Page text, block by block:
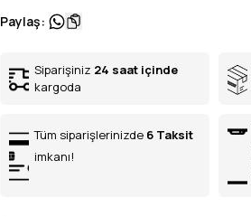
Paylaş:
Siparişiniz 24 saat içinde
kargoda
Tüm siparişlerinizde 6 Taksit
imkanı!